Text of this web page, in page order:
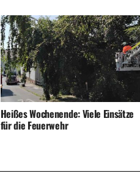
Heißes Wochenende: Viele Einsätze
für die Feuerwehr